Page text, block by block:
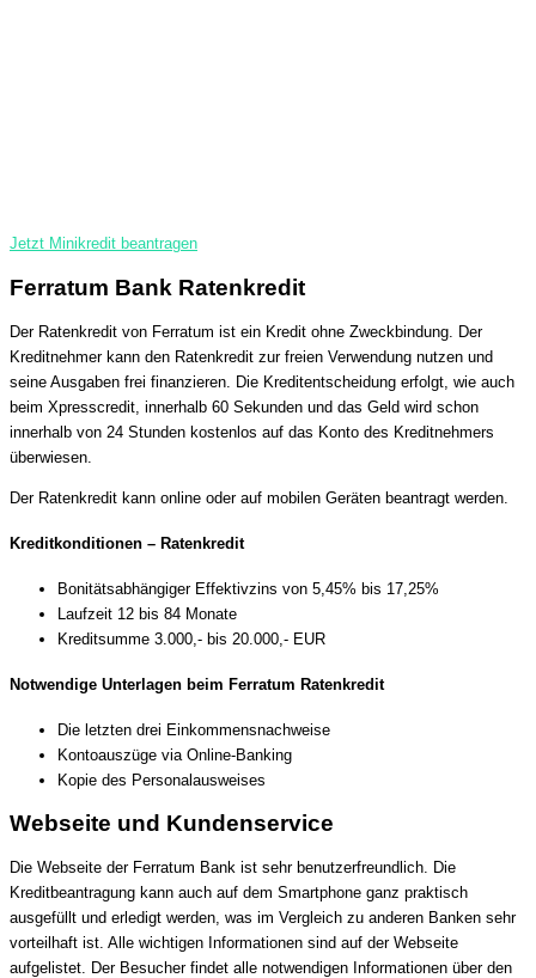
Jetzt Minikredit beantragen
Ferratum Bank Ratenkredit
Der Ratenkredit von Ferratum ist ein Kredit ohne Zweckbindung. Der
Kreditnehmer kann den Ratenkredit zur freien Verwendung nutzen und
seine Ausgaben frei finanzieren. Die Kreditentscheidung erfolgt, wie auch
beim Xpresscredit, innerhalb 60 Sekunden und das Geld wird schon
innerhalb von 24 Stunden kostenlos auf das Konto des Kreditnehmers
überwiesen.
Der Ratenkredit kann online oder auf mobilen Geräten beantragt werden.
Kreditkonditionen – Ratenkredit
Bonitätsabhängiger Effektivzins von 5,45% bis 17,25%
Laufzeit 12 bis 84 Monate
Kreditsumme 3.000,- bis 20.000,- EUR
Notwendige Unterlagen beim Ferratum Ratenkredit
Die letzten drei Einkommensnachweise
Kontoauszüge via Online-Banking
Kopie des Personalausweises
Webseite und Kundenservice
Die Webseite der Ferratum Bank ist sehr benutzerfreundlich. Die
Kreditbeantragung kann auch auf dem Smartphone ganz praktisch
ausgefüllt und erledigt werden, was im Vergleich zu anderen Banken sehr
vorteilhaft ist. Alle wichtigen Informationen sind auf der Webseite
aufgelistet. Der Besucher findet alle notwendigen Informationen über den